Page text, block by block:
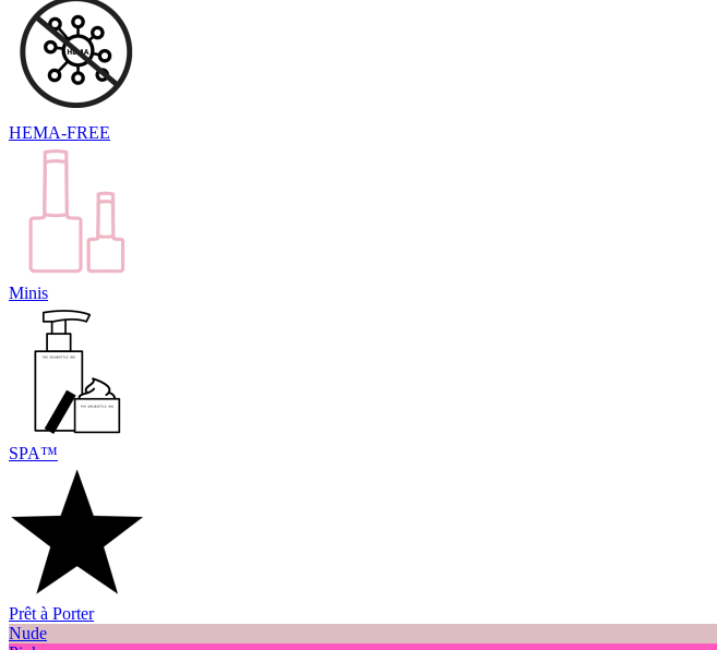
HEMA-FREE
Minis
SPA™
Prêt à Porter
Nude